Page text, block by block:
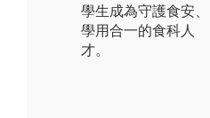
學生成為守護食安、
學用合一的食科人
才。